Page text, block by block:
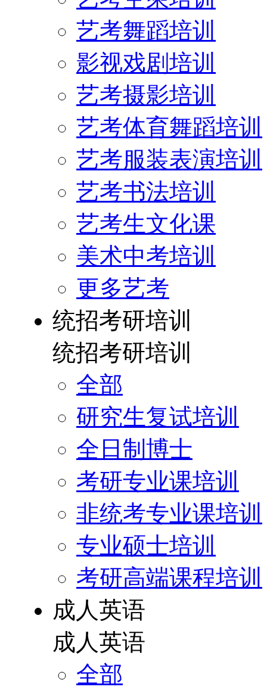
艺考舞蹈培训
影视戏剧培训
艺考摄影培训
艺考体育舞蹈培训
艺考服装表演培训
艺考书法培训
艺考生文化课
美术中考培训
更多艺考
统招考研培训
统招考研培训
全部
研究生复试培训
全日制博士
考研专业课培训
非统考专业课培训
专业硕士培训
考研高端课程培训
成人英语
成人英语
全部